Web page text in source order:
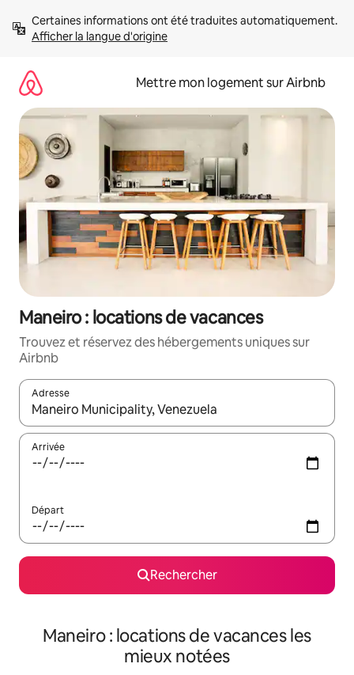
directement
Afficher la langue d'origine
Mettre mon logement sur Airbnb
Maneiro : locations de vacances
Trouvez et réservez des hébergements uniques sur
Airbnb
Adresse
Lorsque les résultats s'affichent, utilisez les flèches vers le
Arrivée
Départ
Rechercher
Maneiro : locations de vacances les
mieux notées